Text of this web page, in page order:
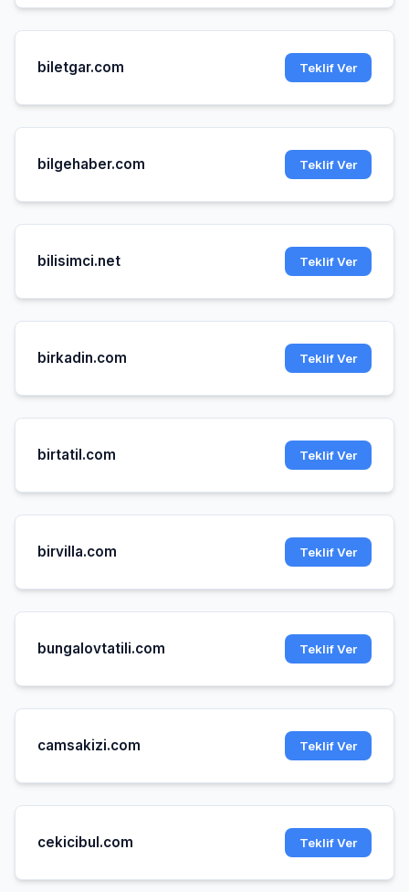
biletgar.com Teklif Ver
bilgehaber.com Teklif Ver
bilisimci.net Teklif Ver
birkadin.com Teklif Ver
birtatil.com Teklif Ver
birvilla.com Teklif Ver
bungalovtatili.com Teklif Ver
camsakizi.com Teklif Ver
cekicibul.com Teklif Ver